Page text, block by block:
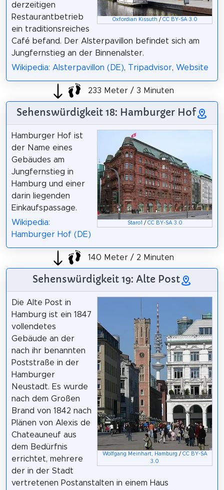
Oxfordian Kissuth / CC BY-SA 3.0
derzeitigen
Restaurantbetrieb
ein traditionsreiches
Café befand. Der Alsterpavillon befindet sich am
Jungfernstieg an der Binnenalster.
Wikipedia: Alsterpavillon (DE), Tripadvisor, Website
233 Meter / 3 Minuten
Sehenswürdigkeit 18: Hamburger Hof
Staro1 / CC BY-SA 3.0
Hamburger Hof ist
der Name eines
Gebäudes am
Jungfernstieg in
Hamburg und einer
darin liegenden
Einkaufspassage.
Wikipedia:
Hamburger Hof (DE)
140 Meter / 2 Minuten
Sehenswürdigkeit 19: Alte Post
Wolfgang Meinhart, Hamburg / CC BY-SA
3.0
Die Alte Post in
Hamburg ist ein 1847
vollendetes
Gebäude an der
nach ihr benannten
Poststraße in der
Hamburger
Neustadt. Es wurde
nach dem Großen
Brand von 1842 nach
Plänen von Alexis de
Chateauneuf aus
dem Bedürfnis
errichtet, mehrere
der in der Stadt
vertretenen Postanstalten in einem Haus